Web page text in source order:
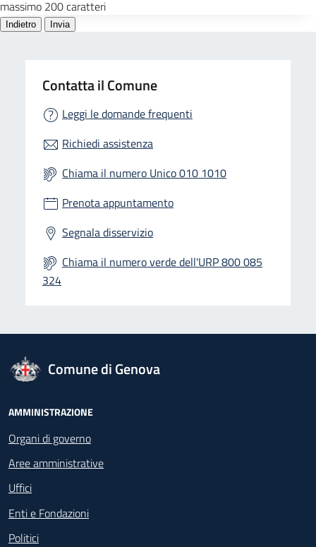
Contatta il Comune
Leggi le domande frequenti
Richiedi assistenza
Chiama il numero Unico 010 1010
Prenota appuntamento
Segnala disservizio
Chiama il numero verde dell'URP 800 085
324
logo Unione Europea
Comune di Genova
Footer - Navigazione
AMMINISTRAZIONE
Organi di governo
Aree amministrative
Uffici
Enti e Fondazioni
Politici